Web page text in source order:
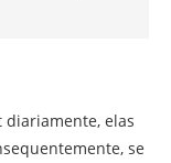
diariamente, elas
se